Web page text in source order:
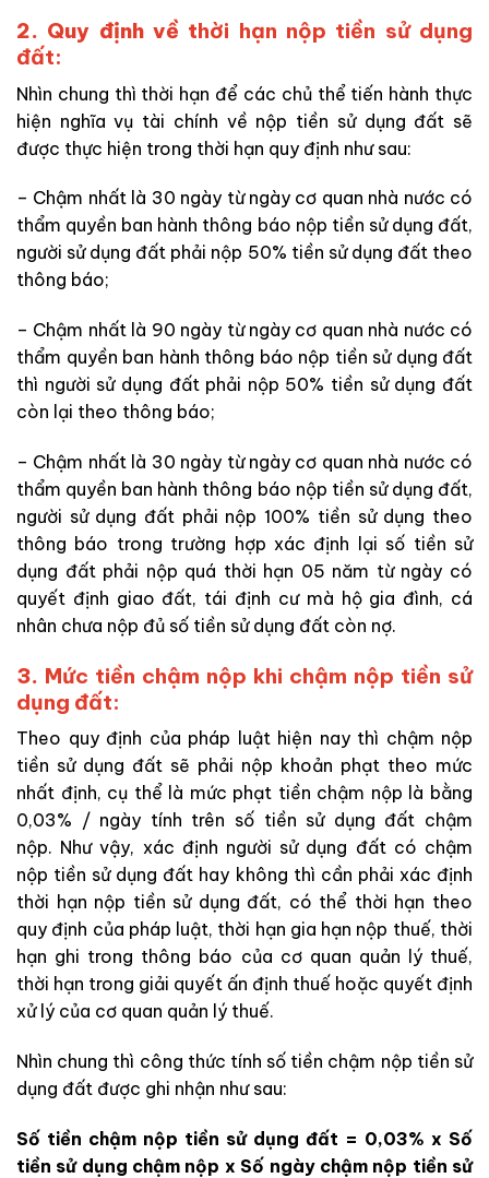
2. Quy định về thời hạn nộp tiền sử dụng
đất:
Nhìn chung thì thời hạn để các chủ thể tiến hành thực
hiện nghĩa vụ tài chính về nộp tiền sử dụng đất sẽ
được thực hiện trong thời hạn quy định như sau:
– Chậm nhất là 30 ngày từ ngày cơ quan nhà nước có
thẩm quyền ban hành thông báo nộp tiền sử dụng đất,
người sử dụng đất phải nộp 50% tiền sử dụng đất theo
thông báo;
– Chậm nhất là 90 ngày từ ngày cơ quan nhà nước có
thẩm quyền ban hành thông báo nộp tiền sử dụng đất
thì người sử dụng đất phải nộp 50% tiền sử dụng đất
còn lại theo thông báo;
– Chậm nhất là 30 ngày từ ngày cơ quan nhà nước có
thẩm quyền ban hành thông báo nộp tiền sử dụng đất,
người sử dụng đất phải nộp 100% tiền sử dụng theo
thông báo trong trường hợp xác định lại số tiền sử
dụng đất phải nộp quá thời hạn 05 năm từ ngày có
quyết định giao đất, tái định cư mà hộ gia đình, cá
nhân chưa nộp đủ số tiền sử dụng đất còn nợ.
3. Mức tiền chậm nộp khi chậm nộp tiền sử
dụng đất:
Theo quy định của pháp luật hiện nay thì chậm nộp
tiền sử dụng đất sẽ phải nộp khoản phạt theo mức
nhất định, cụ thể là mức phạt tiền chậm nộp là bằng
0,03% / ngày tính trên số tiền sử dụng đất chậm
nộp. Như vậy, xác định người sử dụng đất có chậm
nộp tiền sử dụng đất hay không thì cần phải xác định
thời hạn nộp tiền sử dụng đất, có thể thời hạn theo
quy định của pháp luật, thời hạn gia hạn nộp thuế, thời
hạn ghi trong thông báo của cơ quan quản lý thuế,
thời hạn trong giải quyết ấn định thuế hoặc quyết định
xử lý của cơ quan quản lý thuế.
Nhìn chung thì công thức tính số tiền chậm nộp tiền sử
dụng đất được ghi nhận như sau:
Số tiền chậm nộp tiền sử dụng đất = 0,03% x Số
tiền sử dụng chậm nộp x Số ngày chậm nộp tiền sử